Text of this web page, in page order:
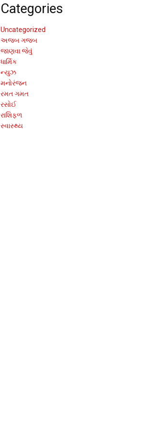
Categories
Uncategorized
અજબ ગજબ
જાણવા જેવું
ધાર્મિક
ન્યુઝ
મનોરંજન
રમત ગમત
રસોઈ
રાશિફળ
સ્વાસ્થ્ય